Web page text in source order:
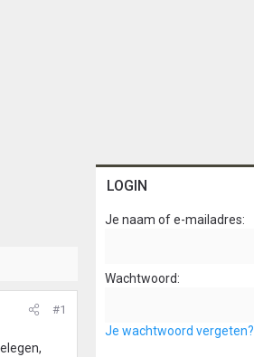
#1
LOGIN
Je naam of e-mailadres
Wachtwoord
Je wachtwoord vergeten?